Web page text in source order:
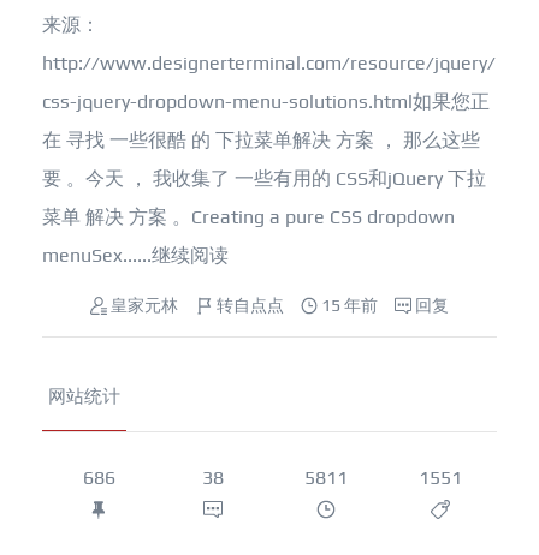
来源：
http://www.designerterminal.com/resource/jquery/
css-jquery-dropdown-menu-solutions.html如果您正
在 寻找 一些很酷 的 下拉菜单解决 方案 ， 那么这些
要 。今天 ， 我收集了 一些有用的 CSS和jQuery 下拉
菜单 解决 方案 。Creating a pure CSS dropdown
menuSex......继续阅读
皇家元林 转自点点 15 年前 回复
网站统计
686 38 5811 1551